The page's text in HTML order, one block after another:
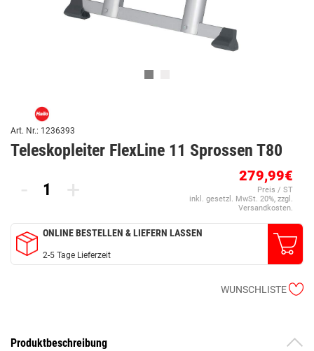
Art. Nr.: 1236393
Teleskopleiter FlexLine 11 Sprossen T80
- + 279,99€
Preis / ST
inkl. gesetzl. MwSt. 20%, zzgl.
Versandkosten.
ONLINE BESTELLEN & LIEFERN LASSEN
2-5 Tage Lieferzeit
WUNSCHLISTE
Produktbeschreibung